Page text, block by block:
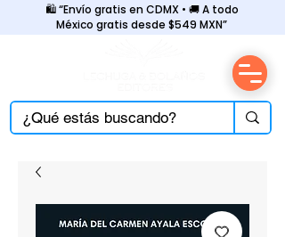
🛍️ “Envío gratis en CDMX • 🚚 A todo
México gratis desde $549 MXN”